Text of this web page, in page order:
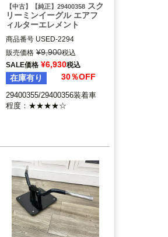
【中古】【純正】29400358 スク
リーミンイーグル エアフ
ィルターエレメント
商品番号 USED-2294
29400358
29400355/29400356装着車
Screamin Eagle（スクリーミ
販売価格 ¥9,900税込
SALE価格 ¥6,930税込
在庫有り 30％OFF
29400355/29400356装着車
程度：★★★★☆